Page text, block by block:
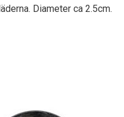
Diameter ca 2.5cm.